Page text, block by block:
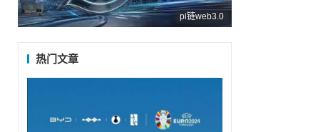
pi链web3.0
热门文章